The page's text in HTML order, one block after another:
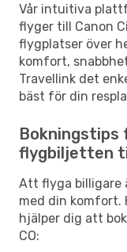
Vår intuitiva
flyger till Canon
flygplatser över
komfort,
Travellink det
bäst för din
flygbiljetten
Att flyga billigare
med din komfort.
hjälper dig att
CO: